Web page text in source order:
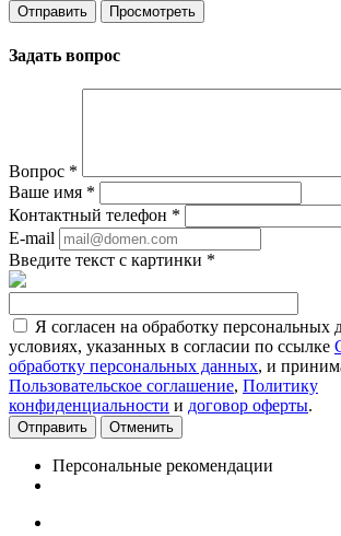
Задать вопрос
Вопрос *
Ваше имя *
Контактный телефон *
E-mail
Введите текст с картинки *
Я согласен на обработку персональных
условиях, указанных в согласии по ссылке
обработку персональных данных, и
Пользовательское соглашение, Политику
конфиденциальности и договор оферты.
Отменить
Персональные рекомендации